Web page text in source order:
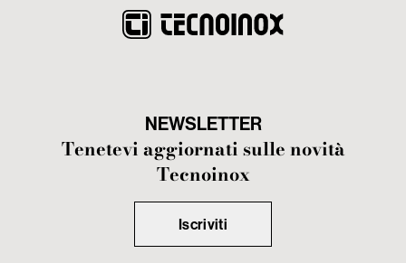
NEWSLETTER
Tenetevi aggiornati sulle novità
Tecnoinox
Iscriviti